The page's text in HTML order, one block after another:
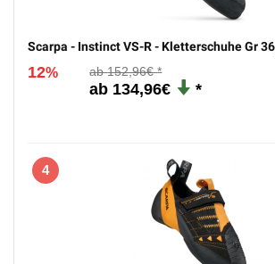
Scarpa - Instinct VS-R - Kletterschuhe Gr
12% 152,96€
134,96€
4